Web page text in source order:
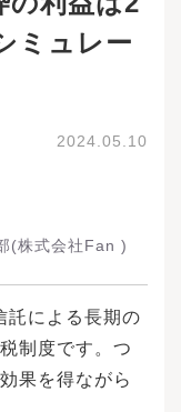
ミュレー
2024.05.10
(株式会社Fan )
託による長期の
制度です。つ
果を得ながら